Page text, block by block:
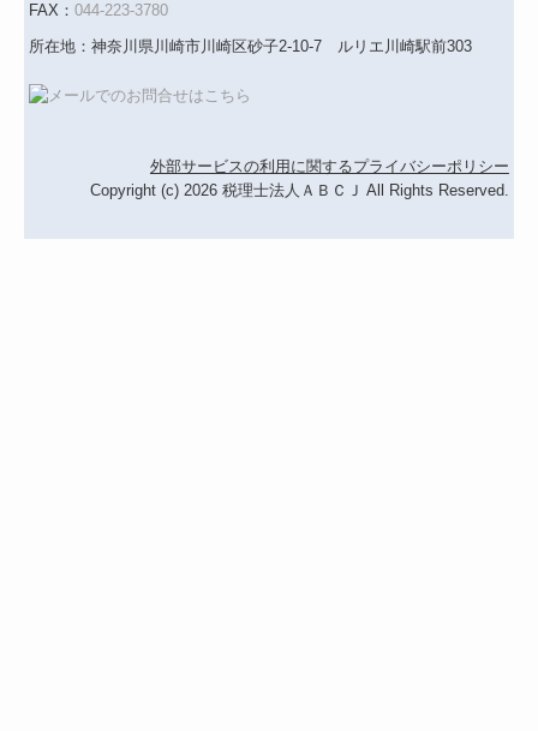
FAX：044-223-3780
所在地：神奈川県川崎市川崎区砂子2-10-7 ルリエ川崎駅前303
外部サービスの利用に関するプライバシーポリシー
Copyright (c) 2026 税理士法人ＡＢＣＪ All Rights Reserved.